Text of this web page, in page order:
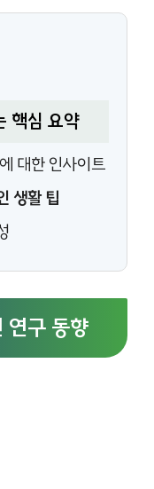
핵심 요약
대한 인사이트
생활 팁
연구 동향